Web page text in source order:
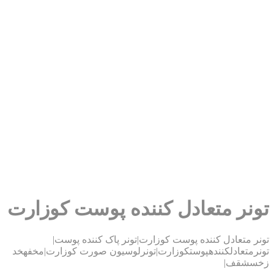
متعادل کننده پوست کوزارت
متعادل کننده پوست کوزارت|تونر پاک کننده پوست|
صورت کوزارت|مخفهخد